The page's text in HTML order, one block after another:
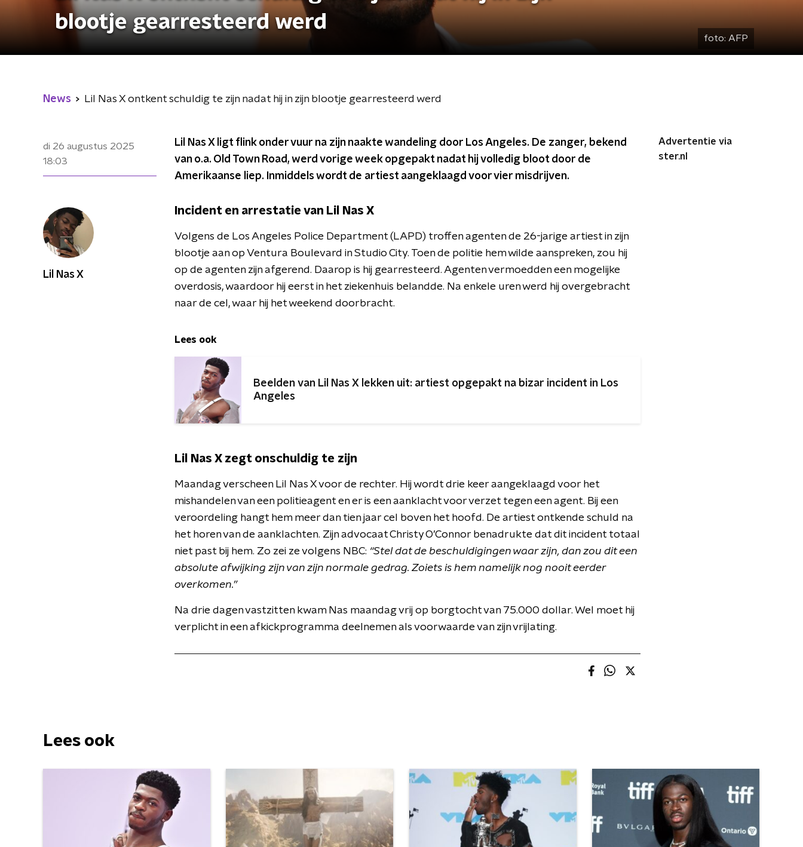
blootje gearresteerd werd
foto: AFP
News Lil Nas X ontkent schuldig te zijn nadat hij in zijn blootje gearresteerd werd
di 26 augustus 2025
18:03
Lil Nas X ligt flink onder vuur na zijn naakte wandeling door Los Angeles. De zanger, bekend
van o.a. Old Town Road, werd vorige week opgepakt nadat hij volledig bloot door de
Amerikaanse liep. Inmiddels wordt de artiest aangeklaagd voor vier misdrijven.
Incident en arrestatie van Lil Nas X
Volgens de Los Angeles Police Department (LAPD) troffen agenten de 26-jarige artiest in zijn
blootje aan op Ventura Boulevard in Studio City. Toen de politie hem wilde aanspreken, zou hij
op de agenten zijn afgerend. Daarop is hij gearresteerd. Agenten vermoedden een mogelijke
overdosis, waardoor hij eerst in het ziekenhuis belandde. Na enkele uren werd hij overgebracht
naar de cel, waar hij het weekend doorbracht.
Lees ook
Beelden van Lil Nas X lekken uit: artiest opgepakt na bizar incident in Los
Angeles
Lil Nas X zegt onschuldig te zijn
Maandag verscheen Lil Nas X voor de rechter. Hij wordt drie keer aangeklaagd voor het
mishandelen van een politieagent en er is een aanklacht voor verzet tegen een agent. Bij een
veroordeling hangt hem meer dan tien jaar cel boven het hoofd. De artiest ontkende schuld na
het horen van de aanklachten. Zijn advocaat Christy O’Connor benadrukte dat dit incident totaal
niet past bij hem. Zo zei ze volgens NBC: “Stel dat de beschuldigingen waar zijn, dan zou dit een
absolute afwijking zijn van zijn normale gedrag. Zoiets is hem namelijk nog nooit eerder
overkomen.”
Na drie dagen vastzitten kwam Nas maandag vrij op borgtocht van 75.000 dollar. Wel moet hij
verplicht in een afkickprogramma deelnemen als voorwaarde van zijn vrijlating.
Advertentie via
ster.nl
Lil Nas X
Lees ook